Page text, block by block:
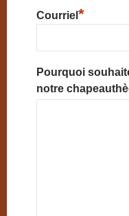
Courriel *
Pourquoi
notre